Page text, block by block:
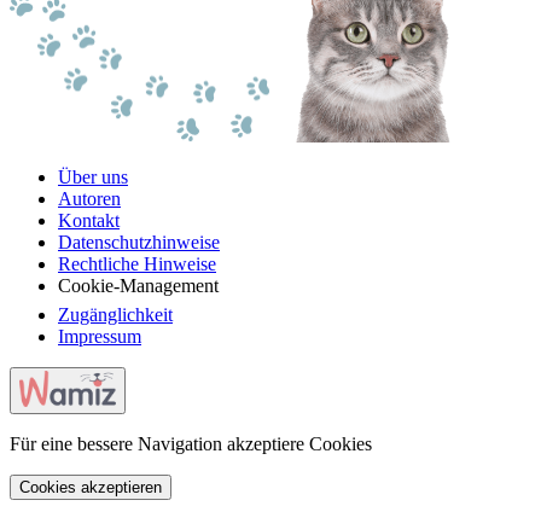
Über uns
Autoren
Kontakt
Datenschutzhinweise
Rechtliche Hinweise
Cookie-Management
Zugänglichkeit
Impressum
Für eine bessere Navigation akzeptiere Cookies
Cookies akzeptieren